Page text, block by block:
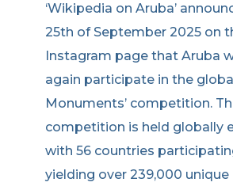
‘Wikipedia on Aruba’
25th of September 2025 on
Instagram page that Aruba
again participate in the
Monuments’ competition.
competition is held globally
with 56 countries
yielding over 239,000